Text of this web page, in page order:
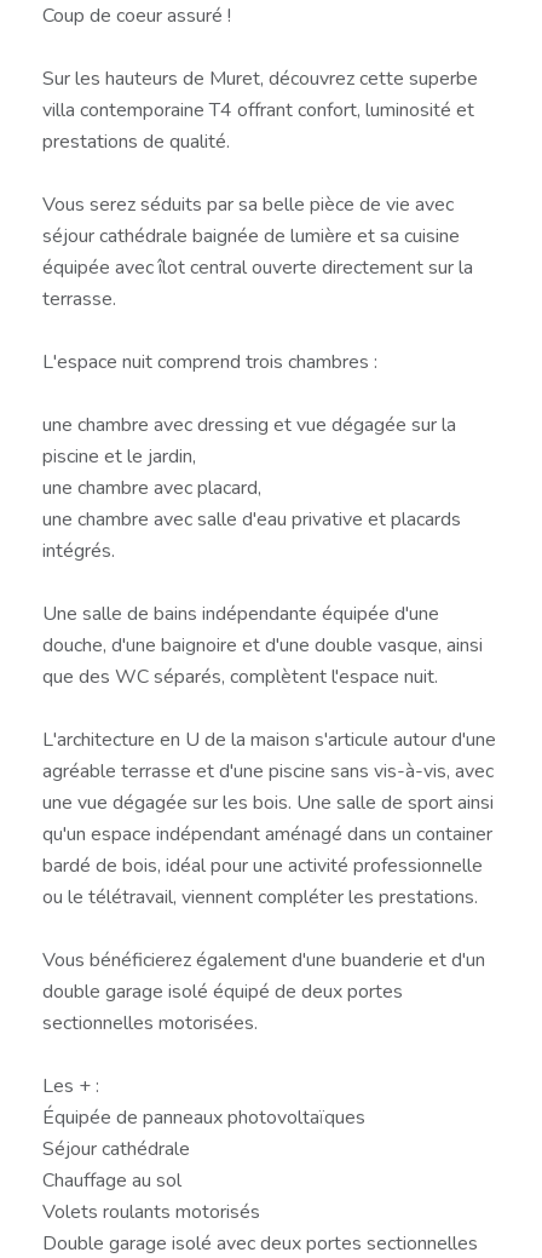
Coup de coeur assuré !
Sur les hauteurs de Muret, découvrez cette superbe
villa contemporaine T4 offrant confort, luminosité et
prestations de qualité.
Vous serez séduits par sa belle pièce de vie avec
séjour cathédrale baignée de lumière et sa cuisine
équipée avec îlot central ouverte directement sur la
terrasse.
L'espace nuit comprend trois chambres :
une chambre avec dressing et vue dégagée sur la
piscine et le jardin,
une chambre avec placard,
une chambre avec salle d'eau privative et placards
intégrés.
Une salle de bains indépendante équipée d'une
douche, d'une baignoire et d'une double vasque, ainsi
que des WC séparés, complètent l'espace nuit.
L'architecture en U de la maison s'articule autour d'une
agréable terrasse et d'une piscine sans vis-à-vis, avec
une vue dégagée sur les bois. Une salle de sport ainsi
qu'un espace indépendant aménagé dans un container
bardé de bois, idéal pour une activité professionnelle
ou le télétravail, viennent compléter les prestations.
Vous bénéficierez également d'une buanderie et d'un
double garage isolé équipé de deux portes
sectionnelles motorisées.
Les + :
Équipée de panneaux photovoltaïques
Séjour cathédrale
Chauffage au sol
Volets roulants motorisés
Double garage isolé avec deux portes sectionnelles